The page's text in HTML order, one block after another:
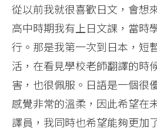
從以前我就很喜歡日文，會想
高中時期我有上日文課，當時
行。那是我第一次到日本，短
活，在看見學校老師翻譯的時
害，也很佩服。日語是一個很
感覺非常的溫柔，因此希望在
譯員，我同時也希望能夠更加